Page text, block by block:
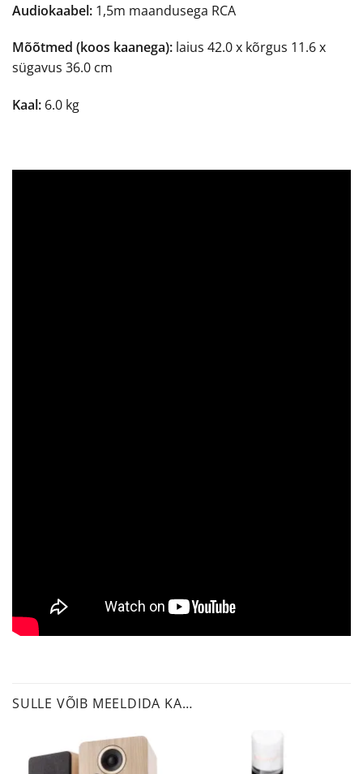
Audiokaabel: 1,5m maandusega RCA
Mõõtmed (koos kaanega): laius 42.0 x kõrgus 11.6 x
sügavus 36.0 cm
Kaal: 6.0 kg
SULLE VÕIB MEELDIDA KA…